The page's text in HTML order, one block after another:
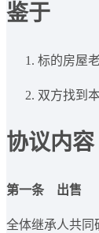
鉴于
标的房屋
双方找到
协议内容
第一条 出售
全体继承人共同